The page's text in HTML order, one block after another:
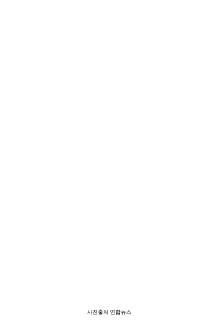
사진출처 연합뉴스